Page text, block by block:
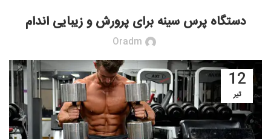
دستگاه پرس سینه برای پرورش و زیبایی اندام
Oradm
12
تیر